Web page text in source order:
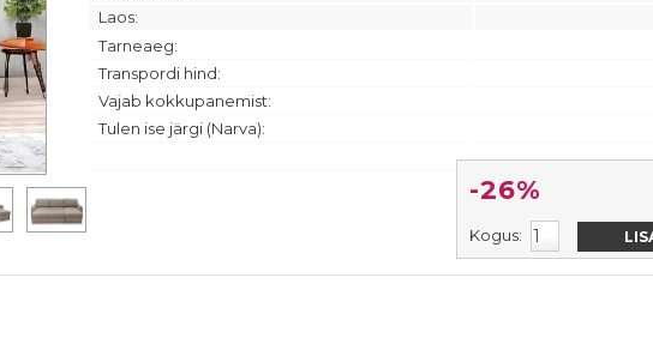
Laos:
Tarneaeg:
Transpordi hind:
Vajab kokkupanemist:
Tulen ise järgi (Narva):
-26%
Kogus: